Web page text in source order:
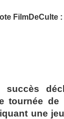
FilmDeCulte
succès
tournée
une